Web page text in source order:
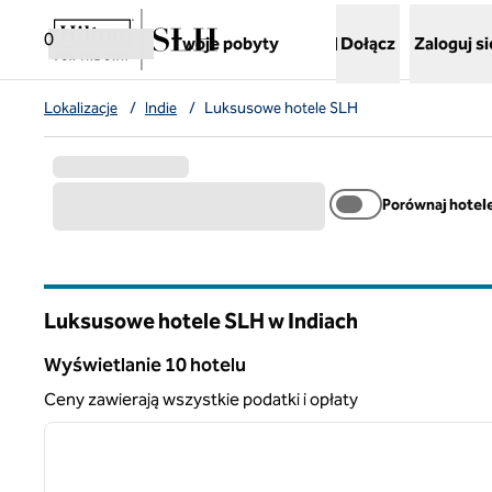
0
Twoje pobyty Dołącz Zaloguj
Lokalizacje / Indie / Luksusowe hotele SLH
Porównaj
Luksusowe hotele SLH w Indiach
Wyświetlanie 10 hotelu
Wyświetlanie 10 hotelu
Ceny zawierają wszystkie podatki i opłaty
1 z 12